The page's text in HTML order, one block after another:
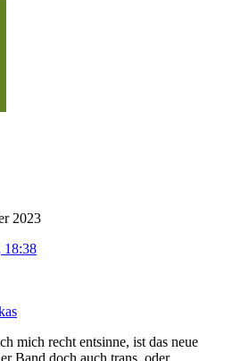
2023
18:38
mich recht entsinne, ist das neue